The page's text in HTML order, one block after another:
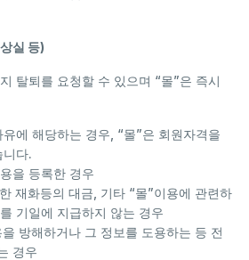
실 등)
탈퇴를 요청할 수 있으며 “몰”은 즉시
에 해당하는 경우, “몰”은 회원자격을
다.
을 등록한 경우
재화등의 대금, 기타 “몰”이용에 관련하
기일에 지급하지 않는 경우
방해하거나 그 정보를 도용하는 등 전
경우